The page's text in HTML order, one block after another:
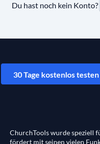
Du hast noch kein Konto?
30 Tage kostenlos testen
ChurchTools wurde speziell
fördert mit seinen vielen